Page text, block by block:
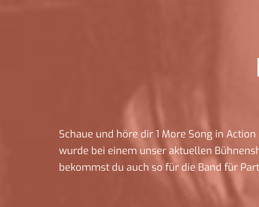
Schaue und höre dir 1 More Song in
wurde bei einem unser aktuellen
bekommst du auch so für die Band für